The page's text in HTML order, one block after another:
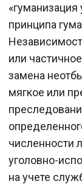
«гуманизация
принципа
или
замена
мягкое или
численности
уголовно-
на учете